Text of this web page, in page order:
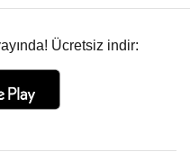
Ücretsiz indir: